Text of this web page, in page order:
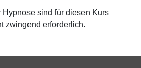
sind für diesen Kurs
zwingend erforderlich.